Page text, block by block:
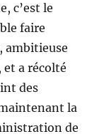
c’est le
faire
ambitieuse
et a récolté
des
la
de